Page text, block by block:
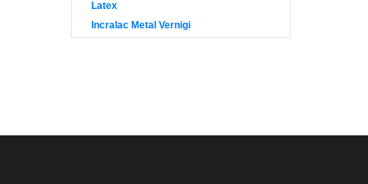
Latex
Incralac Metal Vernigi